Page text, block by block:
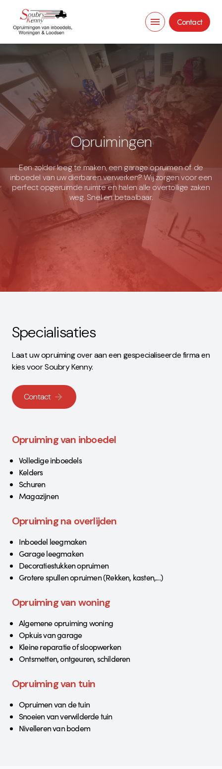
menu Contact
Opruimingen
Een zolder leeg te maken, een garage opruimen of de
inboedel van uw dierbaren verwerken? Wij zorgen voor een
perfect opgeruimde ruimte en halen alle overtollige zaken
weg. Snel en betaalbaar.
Specialisaties
Laat uw opruiming over aan een gespecialiseerde firma en
kies voor Soubry Kenny.
Contact
Opruiming van inboedel
Volledige inboedels
Kelders
Schuren
Magazijnen
Opruiming na overlijden
Inboedel leegmaken
Garage leegmaken
Decoratiestukken opruimen
Grotere spullen opruimen (Rekken, kasten,...)
Opruiming van woning
Algemene opruiming woning
Opkuis van garage
Kleine reparatie of sloopwerken
Ontsmetten, ontgeuren, schilderen
Opruiming van tuin
Opruimen van de tuin
Snoeien van verwilderde tuin
Nivelleren van bodem